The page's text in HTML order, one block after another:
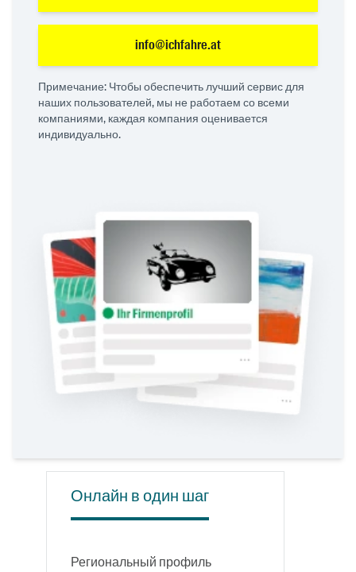
info@ichfahre.at
Примечание: Чтобы обеспечить лучший сервис для
наших пользователей, мы не работаем со всеми
компаниями, каждая компания оценивается
индивидуально.
Онлайн в один шаг
Региональный профиль